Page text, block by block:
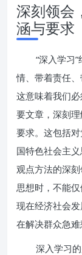
深刻领会
涵与要求
“深入学习
情、带着责任、
这意味着我们
要文章，深刻
要求。这包括
国特色社会主
观点方法的深
思想时，不能
现在经济社会
在解决群众急难
深入学习